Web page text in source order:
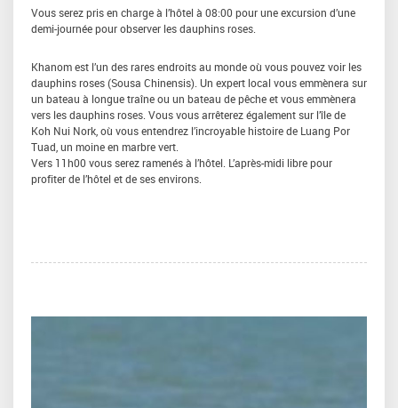
Vous serez pris en charge à l’hôtel à 08:00 pour une excursion d’une
demi-journée pour observer les dauphins roses.
Khanom est l’un des rares endroits au monde où vous pouvez voir les
dauphins roses (Sousa Chinensis). Un expert local vous emmènera sur
un bateau à longue traîne ou un bateau de pêche et vous emmènera
vers les dauphins roses. Vous vous arrêterez également sur l’île de
Koh Nui Nork, où vous entendrez l’incroyable histoire de Luang Por
Tuad, un moine en marbre vert.
Vers 11h00 vous serez ramenés à l’hôtel. L’après-midi libre pour
profiter de l’hôtel et de ses environs.